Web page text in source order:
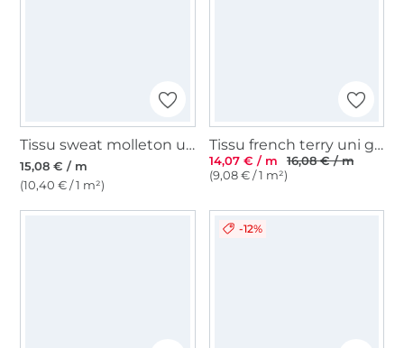
Tissu sweat molleton uni, lilas
15,08 € / m
(10,40 € / 1 m²)
Tissu french terry uni gratté, vert pâle
14,07 € / m
16,08 € / m
(9,08 € / 1 m²)
-12%